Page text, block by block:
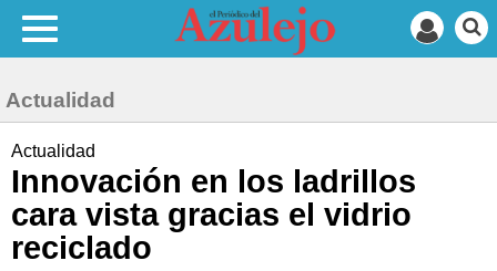
Actualidad
Actualidad
Innovación en los ladrillos
cara vista gracias el vidrio
reciclado